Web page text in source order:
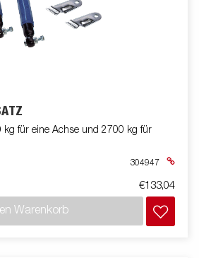
kg für eine Achse und 2700 kg für
304947
€133,04
Warenkorb